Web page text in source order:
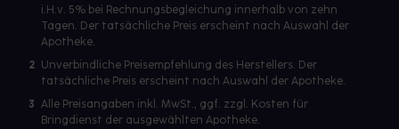
i.H.v. 5% bei Rechnungsbegleichung innerhalb von zehn
Tagen. Der tatsächliche Preis erscheint nach Auswahl der
Apotheke.
2 Unverbindliche Preisempfehlung des Herstellers. Der
tatsächliche Preis erscheint nach Auswahl der Apotheke.
3 Alle Preisangaben inkl. MwSt., ggf. zzgl. Kosten für
Bringdienst der ausgewählten Apotheke.